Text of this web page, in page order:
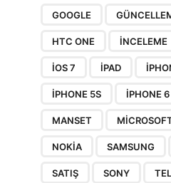
GOOGLE
HTC ONE INCELEME
IOS 7 IPAD
IPHONE 5S IPHONE 6
MANSET
NOKIA SAMSUNG
SATIŞ SONY